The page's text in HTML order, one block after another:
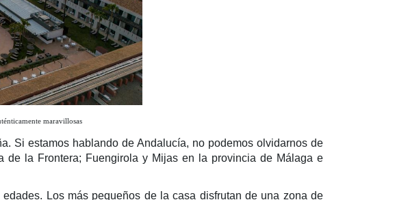
maravillosas
Si estamos hablando de Andalucía, no podemos olvidarnos de
la Frontera; Fuengirola y Mijas en la provincia de Málaga e
Los más pequeños de la casa disfrutan de una zona de